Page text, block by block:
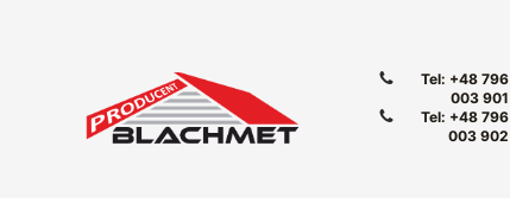
Tel: +48 796
003 901
Tel: +48 796
003 902